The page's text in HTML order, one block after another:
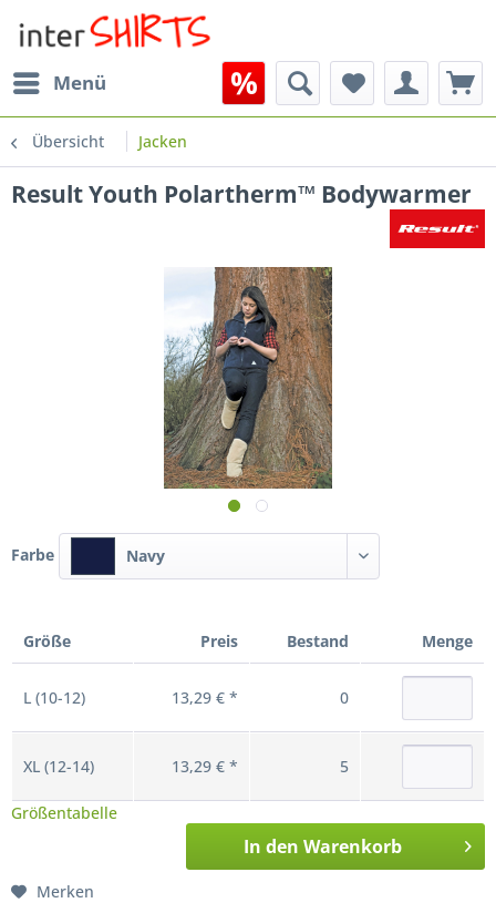
Menü
Übersicht Jacken
Result Youth Polartherm™ Bodywarmer
Farbe Navy
Größe Preis Bestand Menge
L (10-12) 13,29 € * 0
XL (12-14) 13,29 € * 5
Größentabelle
In den Warenkorb
Merken